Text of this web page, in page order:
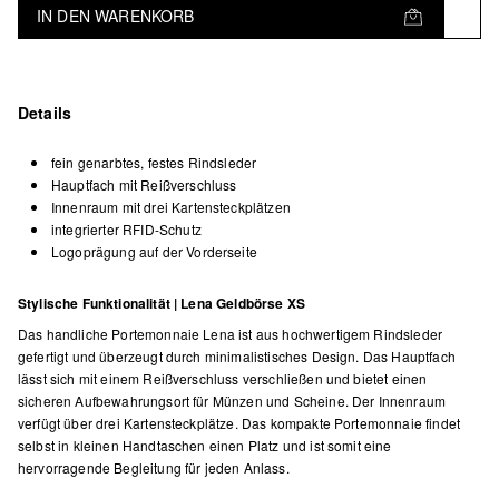
IN DEN WARENKORB
Details
fein genarbtes, festes Rindsleder
Hauptfach mit Reißverschluss
Innenraum mit drei Kartensteckplätzen
integrierter RFID-Schutz
Logoprägung auf der Vorderseite
Stylische Funktionalität | Lena Geldbörse XS
Das handliche Portemonnaie Lena ist aus hochwertigem Rindsleder
gefertigt und überzeugt durch minimalistisches Design. Das Hauptfach
lässt sich mit einem Reißverschluss verschließen und bietet einen
sicheren Aufbewahrungsort für Münzen und Scheine. Der Innenraum
verfügt über drei Kartensteckplätze. Das kompakte Portemonnaie findet
selbst in kleinen Handtaschen einen Platz und ist somit eine
hervorragende Begleitung für jeden Anlass.